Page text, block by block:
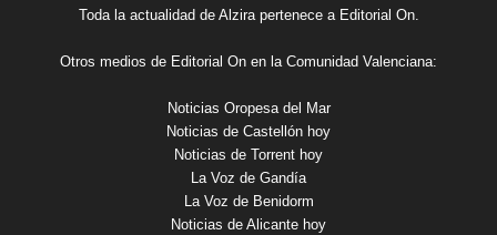
Toda la actualidad de Alzira pertenece a Editorial On.
Otros medios de Editorial On en la Comunidad Valenciana:
Noticias Oropesa del Mar
Noticias de Castellón hoy
Noticias de Torrent hoy
La Voz de Gandía
La Voz de Benidorm
Noticias de Alicante hoy